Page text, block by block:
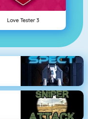
Love Tester 3